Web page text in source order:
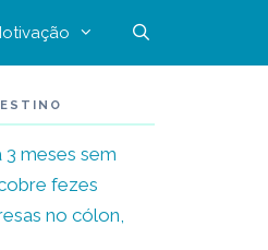
meses sem
fezes
no cólon,